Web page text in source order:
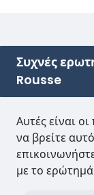
Συχνές
Rousse
Αυτές είναι
να βρείτε
με το